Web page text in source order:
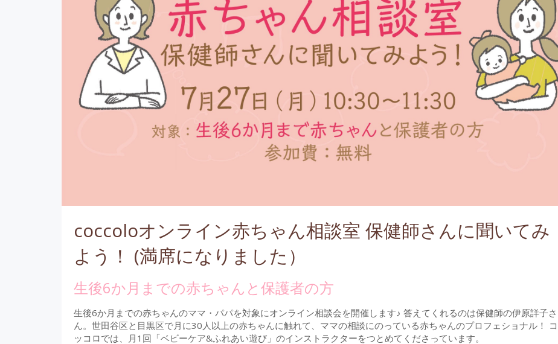
coccoloオンライン赤ちゃん相談室 保健師さんに聞いてみ
よう！ (満席になりました）
生後6か月までの赤ちゃんと保護者の方
生後6か月までの赤ちゃんのママ・パパを対象にオンライン相談会を開催します♪ 答えてくれるのは保健師の伊原詳子さ
ん。世田谷区と目黒区で月に30人以上の赤ちゃんに触れて、ママの相談にのっている赤ちゃんのプロフェショナル！ コ
ッコロでは、月1回「ベビーケア&ふれあい遊び」のインストラクターをつとめてくださっています。